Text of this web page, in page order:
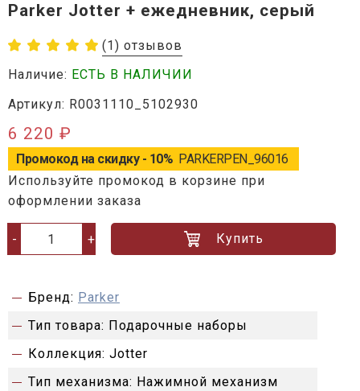
Parker Jotter + ежедневник, серый
(1) отзывов
Наличие: ЕСТЬ В НАЛИЧИИ
Артикул: R0031110_5102930
6 220 ₽
Промокод на скидку - 10% PARKERPEN_96016
Используйте промокод в корзине при
оформлении заказа
- + Купить
Бренд: Parker
Тип товара: Подарочные наборы
Коллекция: Jotter
Тип механизма: Нажимной механизм